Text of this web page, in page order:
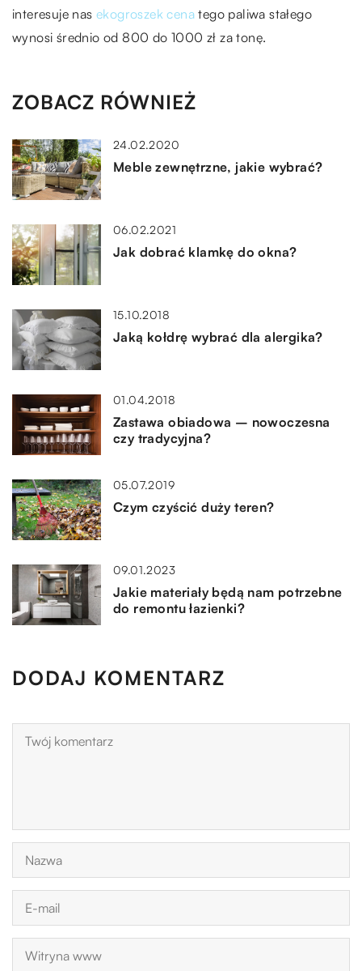
interesuje nasekogroszek cena tego paliwa stałego
wynosi średnio od 800 do 1000 zł za tonę.
ZOBACZ RÓWNIEŻ
24.02.2020
Meble zewnętrzne, jakie wybrać?
06.02.2021
Jak dobrać klamkę do okna?
15.10.2018
Jaką kołdrę wybrać dla alergika?
01.04.2018
Zastawa obiadowa – nowoczesna
czy tradycyjna?
05.07.2019
Czym czyścić duży teren?
09.01.2023
Jakie materiały będą nam potrzebne
do remontu łazienki?
DODAJ KOMENTARZ